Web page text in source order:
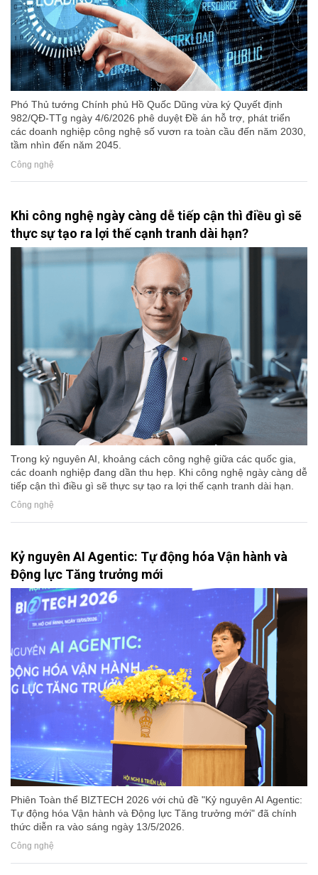
Phó Thủ tướng Chính phủ Hồ Quốc Dũng vừa ký Quyết định
982/QĐ-TTg ngày 4/6/2026 phê duyệt Đề án hỗ trợ, phát triển
các doanh nghiệp công nghệ số vươn ra toàn cầu đến năm 2030,
tầm nhìn đến năm 2045.
Công nghệ
Khi công nghệ ngày càng dễ tiếp cận thì điều gì sẽ
thực sự tạo ra lợi thế cạnh tranh dài hạn?
Trong kỷ nguyên AI, khoảng cách công nghệ giữa các quốc gia,
các doanh nghiệp đang dần thu hẹp. Khi công nghệ ngày càng dễ
tiếp cận thì điều gì sẽ thực sự tạo ra lợi thế cạnh tranh dài hạn.
Công nghệ
Kỷ nguyên AI Agentic: Tự động hóa Vận hành và
Động lực Tăng trưởng mới
Phiên Toàn thể BIZTECH 2026 với chủ đề "Kỷ nguyên AI Agentic:
Tự động hóa Vận hành và Động lực Tăng trưởng mới" đã chính
thức diễn ra vào sáng ngày 13/5/2026.
Công nghệ